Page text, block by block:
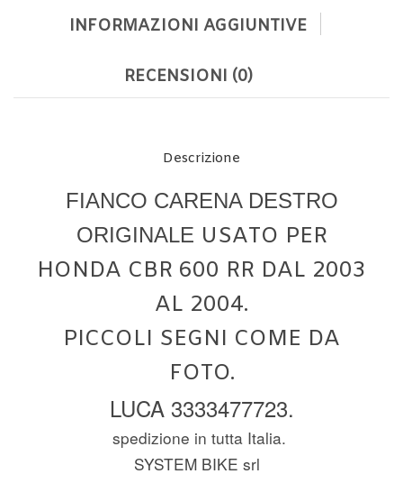
INFORMAZIONI AGGIUNTIVE
RECENSIONI (0)
Descrizione
FIANCO CARENA DESTRO
ORIGINALE USATO PER
HONDA CBR 600 RR DAL 2003
AL 2004.
PICCOLI SEGNI COME DA
FOTO.
LUCA 3333477723.
spedizione in tutta Italia.
SYSTEM BIKE srl